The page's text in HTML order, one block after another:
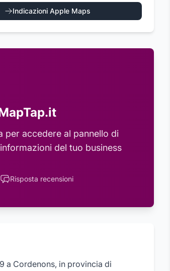
Indicazioni Apple Maps
per accedere al pannello di
del tuo business
Risposta recensioni
a Cordenons, in provincia di